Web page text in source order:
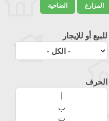
الضاحية المزارع
للبيع أو للإيجار
الحرف